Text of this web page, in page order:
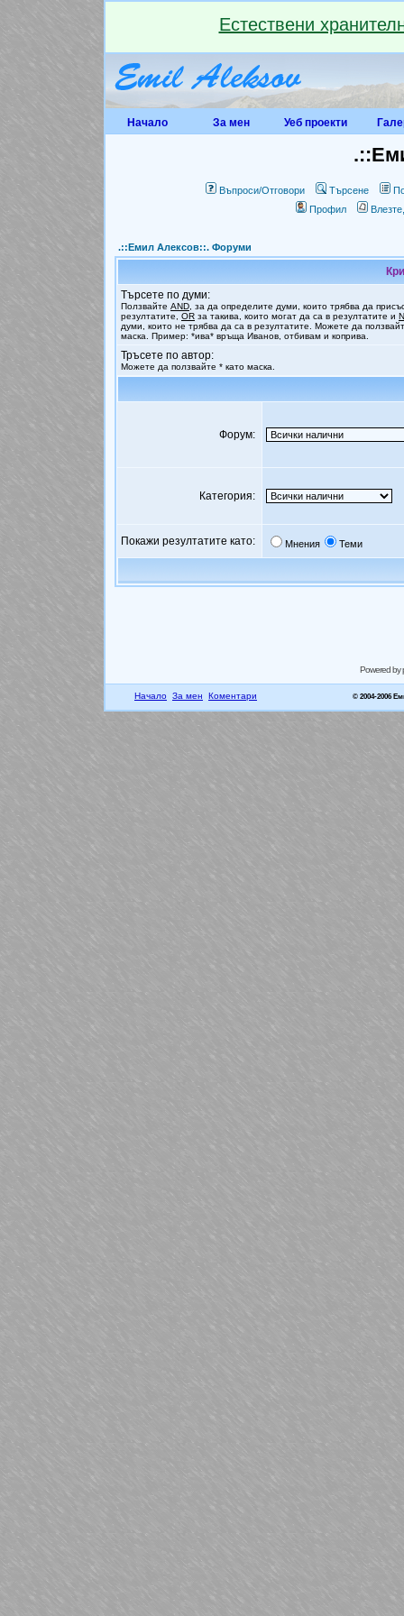
Естествени
Начало За мен Уеб проекти
Въпроси/Отговори Търсене
Профил
.::Емил Алексов::. Форуми
Търсете по думи:
Ползвайте AND , за да определите думи, които трябва да
резултатите, OR за такива, които могат да са в резултатите и
думи, които не трябва да са в резултатите. Можете да
маска. Пример: *ива* връща Иванов, отбивам и коприва.
Тръсете по автор:
Можете да ползвайте * като маска.
Форум:
Категория:
Покажи резултатите като: Мнения Теми
Powered by
Начало За мен Коментари © 2004-2006